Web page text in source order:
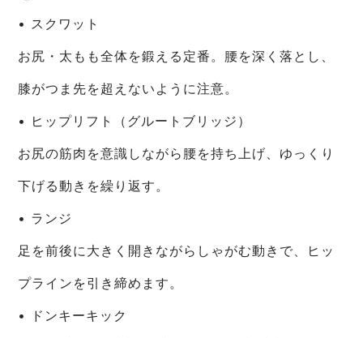
• スクワット
お尻・太もも全体を鍛える定番。腰を深く落とし、
膝がつま先を超えないように注意。
• ヒップリフト（グルートブリッジ）
お尻の筋肉を意識しながら腰を持ち上げ、ゆっくり
下げる動きを繰り返す。
• ランジ
足を前後に大きく開きながらしゃがむ動きで、ヒッ
プラインを引き締めます。
• ドンキーキック